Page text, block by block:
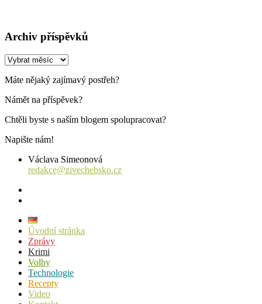
Archiv příspěvků
Archiv
Máte nějaký zajímavý postřeh?
Námět na příspěvek?
Chtěli byste s naším blogem spolupracovat?
Napište nám!
Václava Simeonová
redakce@zivechebsko.cz
Úvodní stránka
Zprávy
Krimi
Volby
Technologie
Recepty
Video